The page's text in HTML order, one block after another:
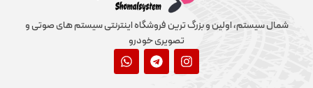
شمال سیستم، اولین و بزرگ ترین فروشگاه اینترنتی سیستم های صوتی و
تصویری خودرو